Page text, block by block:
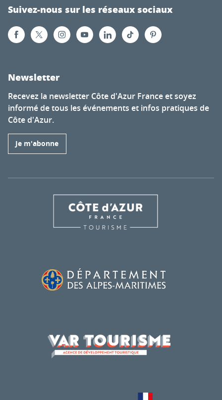
Suivez-nous sur les réseaux sociaux
Newsletter
Recevez la newsletter Côte d'Azur France et soyez
informé de tous les événements et infos pratiques de
Côte d'Azur.
Je m'abonne